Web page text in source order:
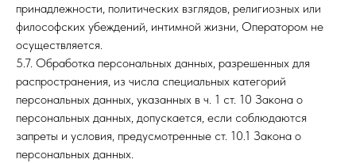
принадлежности, политических взглядов, религиозных или
философских убеждений, интимной жизни, Оператором не
осуществляется.
5.7. Обработка персональных данных, разрешенных для
распространения, из числа специальных категорий
персональных данных, указанных в ч. 1 ст. 10 Закона о
персональных данных, допускается, если соблюдаются
запреты и условия, предусмотренные ст. 10.1 Закона о
персональных данных.